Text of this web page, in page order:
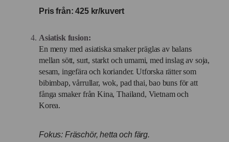
Pris från: 425 kr/kuvert
Asiatisk fusion:
En meny med asiatiska smaker präglas av balans
mellan sött, surt, starkt och umami, med inslag av soja,
sesam, ingefära och koriander. Utforska rätter som
bibimbap, vårrullar, wok, pad thai, bao buns för att
fånga smaker från Kina, Thailand, Vietnam och
Korea.
Fokus: Fräschör, hetta och färg.